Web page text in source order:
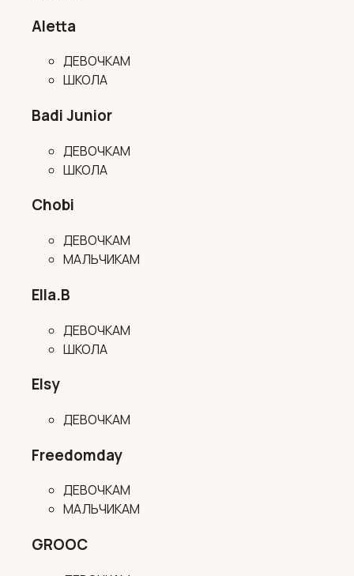
Aletta
ДЕВОЧКАМ
ШКОЛА
Badi Junior
ДЕВОЧКАМ
ШКОЛА
Chobi
ДЕВОЧКАМ
МАЛЬЧИКАМ
Ella.B
ДЕВОЧКАМ
ШКОЛА
Elsy
ДЕВОЧКАМ
Freedomday
ДЕВОЧКАМ
МАЛЬЧИКАМ
GROOC